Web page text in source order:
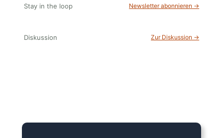
Stay in the loop Newsletter abonnieren →
Diskussion Zur Diskussion →